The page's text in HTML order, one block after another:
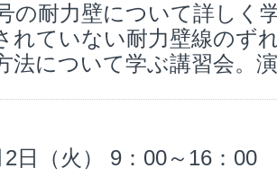
の耐力壁について詳しく
れていない耐力壁線のず
法について学ぶ講習会。
日（火） 9：00～16：00